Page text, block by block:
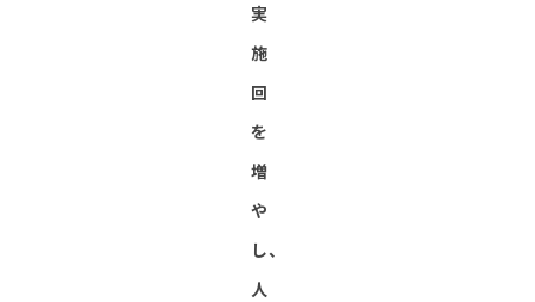
実
施
回
を
増
や
し、
人